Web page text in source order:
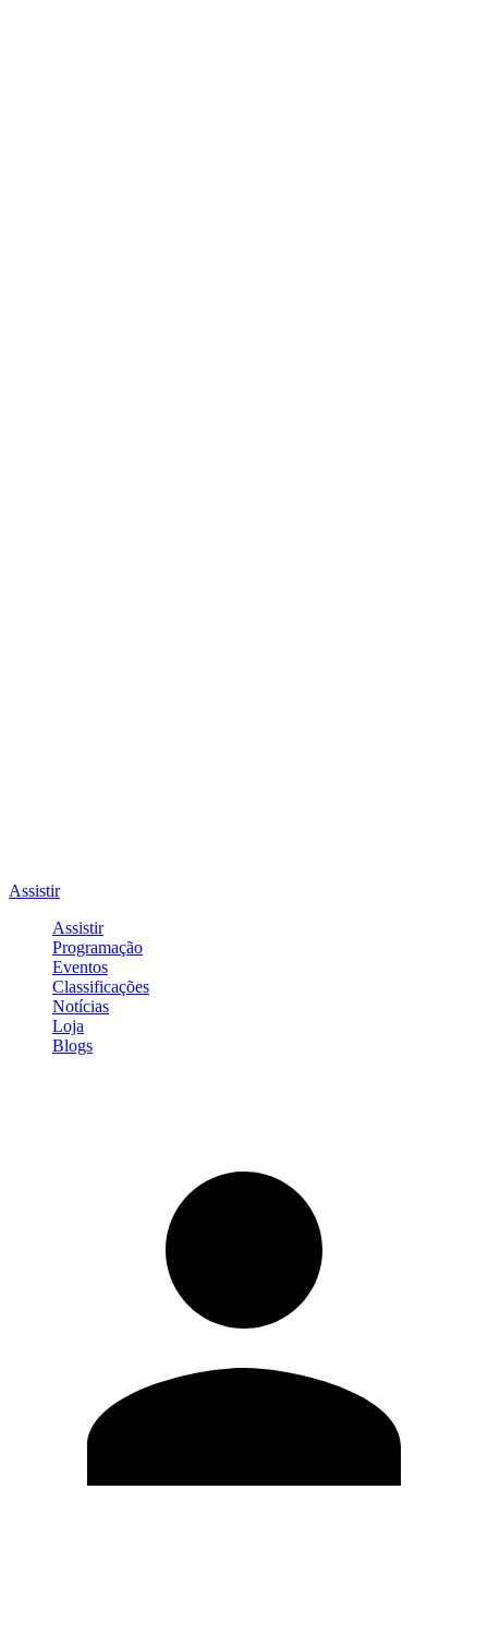
Assistir
Assistir
Programação
Eventos
Classificações
Notícias
Loja
Blogs